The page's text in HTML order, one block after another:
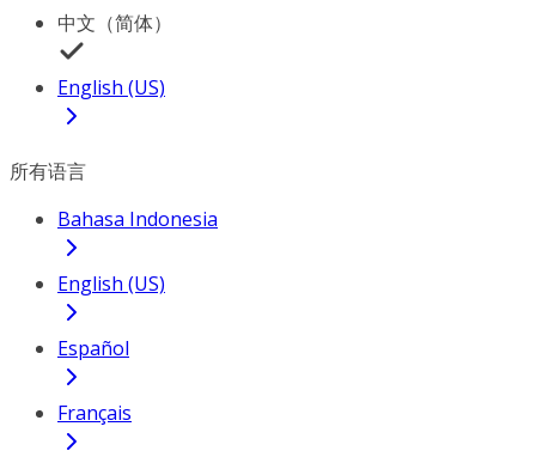
中文（简体）
English (US)
所有语言
Bahasa Indonesia
English (US)
Español
Français